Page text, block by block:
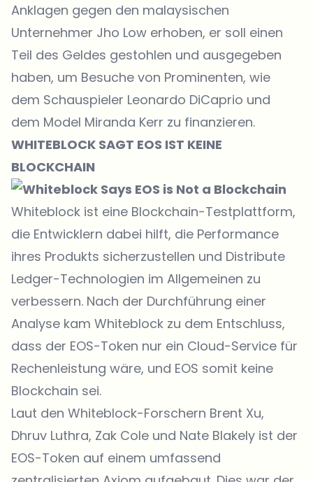
Anklagen gegen den malaysischen
Unternehmer Jho Low erhoben, er soll einen
Teil des Geldes gestohlen und ausgegeben
haben, um Besuche von Prominenten, wie
dem Schauspieler Leonardo DiCaprio und
dem Model Miranda Kerr zu finanzieren.
WHITEBLOCK SAGT EOS IST KEINE
BLOCKCHAIN
Whiteblock ist eine Blockchain-Testplattform,
die Entwicklern dabei hilft, die Performance
ihres Produkts sicherzustellen und Distribute
Ledger-Technologien im Allgemeinen zu
verbessern. Nach der Durchführung einer
Analyse kam Whiteblock zu dem Entschluss,
dass der EOS-Token nur ein Cloud-Service für
Rechenleistung wäre, und EOS somit keine
Blockchain sei.
Laut den Whiteblock-Forschern Brent Xu,
Dhruv Luthra, Zak Cole und Nate Blakely ist der
EOS-Token auf einem umfassend